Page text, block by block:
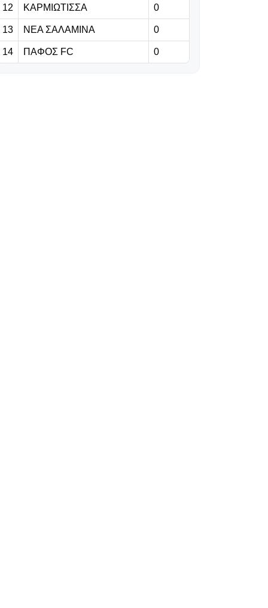
06.08.2026 | 21:25
Στη Μαδρίτη για
12 ΚΑΡΜΙΩΤΙΣΣΑ 0
13 ΝΕΑ ΣΑΛΑΜΙΝΑ 0
14 ΠΑΦΟΣ FC 0